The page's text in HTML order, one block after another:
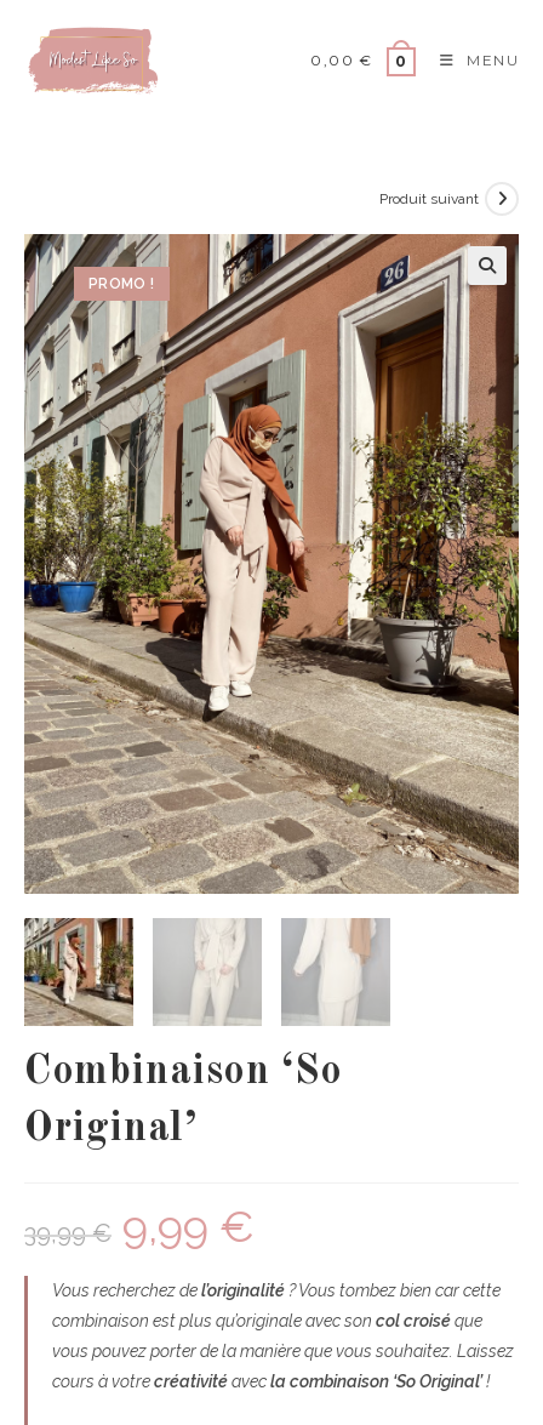
0,00€ 0 MENU
PROMO !
Produit suivant
Combinaison ‘So
Original’
39,99€ 9,99 €
Vous recherchez del’originalité ? Vous tombez bien car cette
combinaison est plus qu’originale avec son col croiséque
vous pouvez porter de la manière que vous souhaitez. Laissez
cours à votrecréativitéaveclacombinaison ‘So Original’!